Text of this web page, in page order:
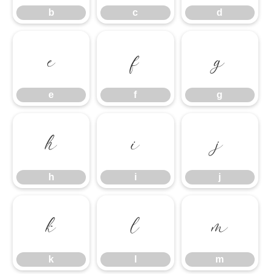
b c d
e
e
f
f
g
g
h
h
i
i
j
j
k
k
l m
m